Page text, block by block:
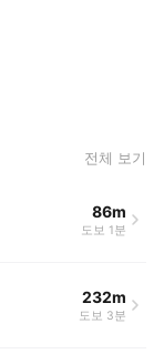
전체 보기
86m
도보 1분
232m
도보 3분